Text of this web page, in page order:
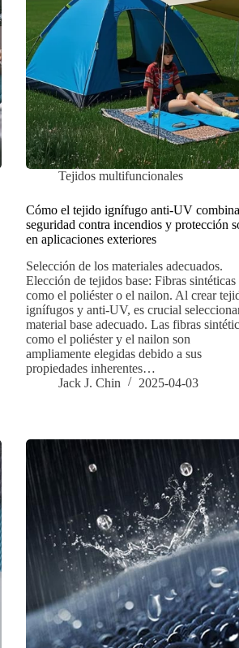
Tejidos multifuncionales
Cómo el tejido ignífugo anti-UV combina
seguridad contra incendios y protección
en aplicaciones exteriores
Selección de los materiales adecuados.
Elección de tejidos base: Fibras sintéticas
como el poliéster o el nailon. Al crear
ignífugos y anti-UV, es crucial
material base adecuado. Las fibras
como el poliéster y el nailon son
ampliamente elegidas debido a sus
propiedades inherentes…
Jack J. Chin
2025-04-03